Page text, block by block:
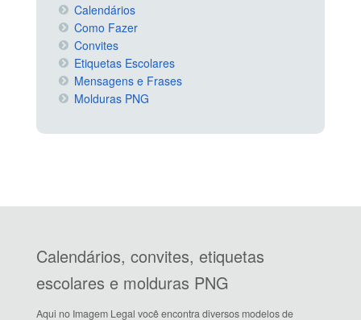
Calendários
Como Fazer
Convites
Etiquetas Escolares
Mensagens e Frases
Molduras PNG
Calendários, convites, etiquetas
escolares e molduras PNG
Aqui no Imagem Legal você encontra diversos modelos de